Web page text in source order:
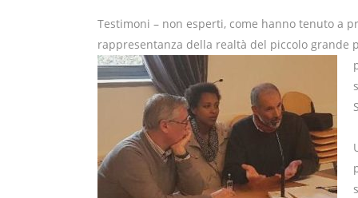
Testimoni – non esperti, come hanno tenuto a
rappresentanza della realtà del piccolo grande